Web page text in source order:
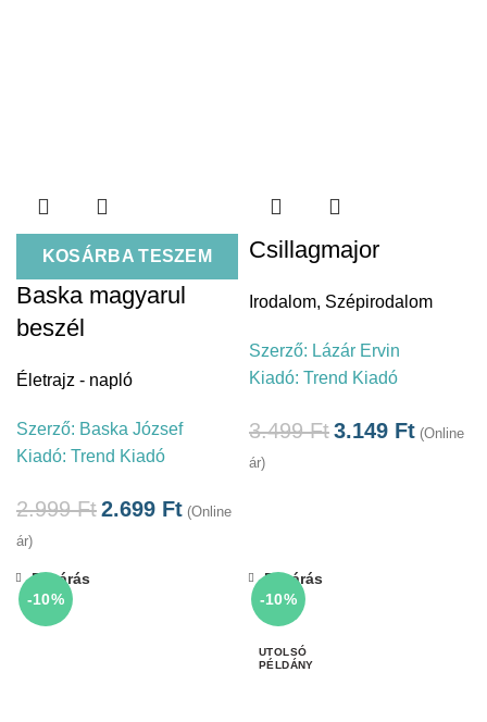
KOSÁRBA TESZEM
Baska magyarul
beszél
Életrajz - napló
Szerző: Baska József
Kiadó: Trend Kiadó
2.999Ft2.699 Ft (Online
ár)
Csillagmajor
Irodalom, Szépirodalom
Szerző: Lázár Ervin
Kiadó: Trend Kiadó
3.499Ft3.149 Ft (Online
ár)
-10%
Bezárás
-10%
Bezárás